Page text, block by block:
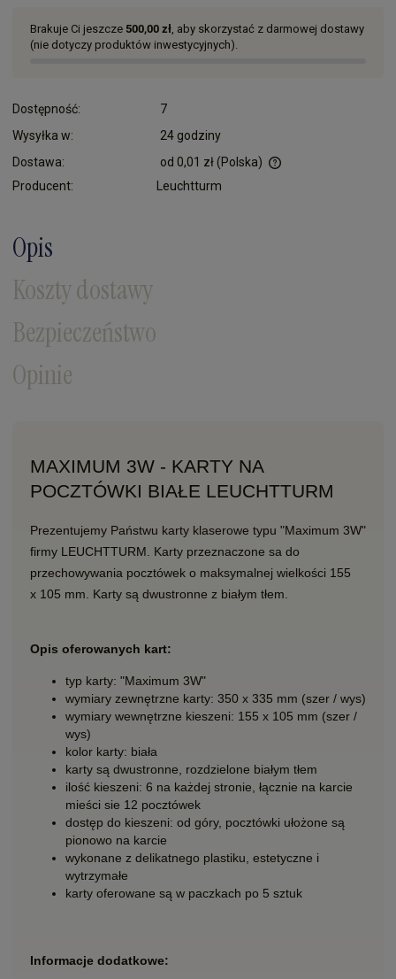
Brakuje Ci jeszcze 500,00 zł , aby skorzystać z darmowej dostawy
(nie dotyczy produktów inwestycyjnych).
Dostępność:
7
Wysyłka w:
24 godziny
Dostawa:
od 0,01 zł(Polska)
Producent: Leuchtturm
Opis
Koszty dostawy
Bezpieczeństwo
Opinie
MAXIMUM 3W - KARTY NA
POCZTÓWKI BIAŁE LEUCHTTURM
Prezentujemy Państwu karty klaserowe typu "Maximum 3W"
firmy LEUCHTTURM. Karty przeznaczone sa do
przechowywania pocztówek o maksymalnej wielkości 155
x 105 mm. Karty są dwustronne z białym tłem.
Opis oferowanych kart:
typ karty: "Maximum 3W"
wymiary zewnętrzne karty: 350 x 335 mm (szer / wys)
wymiary wewnętrzne kieszeni: 155 x 105 mm (szer /
wys)
kolor karty: biała
karty są dwustronne, rozdzielone białym tłem
ilość kieszeni: 6 na każdej stronie, łącznie na karcie
mieści sie 12 pocztówek
dostęp do kieszeni: od góry, pocztówki ułożone są
pionowo na karcie
wykonane z delikatnego plastiku, estetyczne i
wytrzymałe
karty oferowane są w paczkach po 5 sztuk
Informacje dodatkowe: